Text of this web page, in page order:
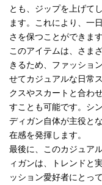
とも、ジップを上げて
ます。これにより、一
さを保つことができます
このアイテムは、さま
きるため、ファッショ
せてカジュアルな日常
クスやスカートと合わ
すことも可能です。シ
ディガン自体が主役と
在感を発揮します。
最後に、このカジュア
ィガンは、トレンドと
ッション愛好者にとっ